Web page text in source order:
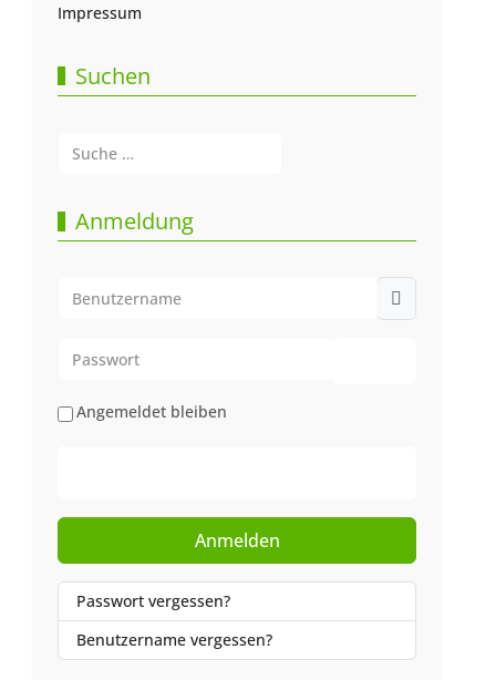
Impressum
Suchen
Anmeldung
Angemeldet bleiben
Anmelden
Passwort vergessen?
Benutzername vergessen?